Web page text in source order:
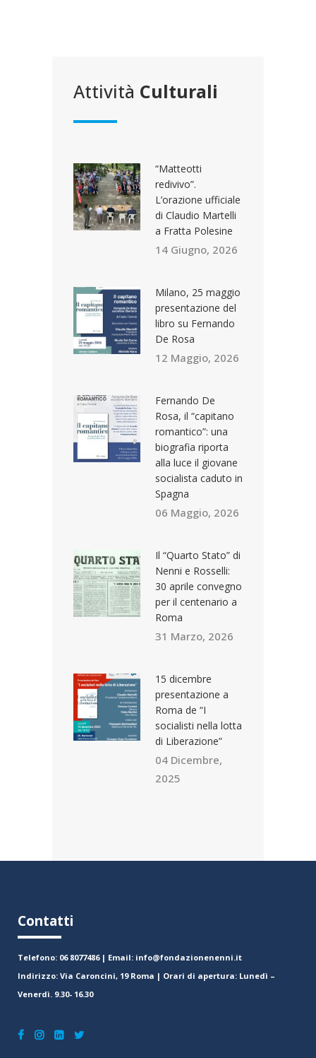
Attività Culturali
“Matteotti
redivivo”.
L’orazione ufficiale
di Claudio Martelli
a Fratta Polesine
14 Giugno, 2026
Milano, 25 maggio
presentazione del
libro su Fernando
De Rosa
12 Maggio, 2026
Fernando De
Rosa, il “capitano
romantico”: una
biografia riporta
alla luce il giovane
socialista caduto in
Spagna
06 Maggio, 2026
Il “Quarto Stato” di
Nenni e Rosselli:
30 aprile convegno
per il centenario a
Roma
31 Marzo, 2026
15 dicembre
presentazione a
Roma de “I
socialisti nella lotta
di Liberazione”
04 Dicembre,
2025
Contatti
Telefono: 06 8077486 | Email: info@fondazionenenni.it
Indirizzo: Via Caroncini, 19 Roma | Orari di apertura: Lunedì –
Venerdì. 9.30- 16.30